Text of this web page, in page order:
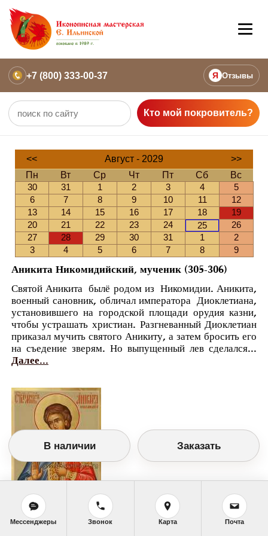
+7 (800) 333-00-37 Я Отзывы
Кто мой покровитель?
<< Август - 2029
>>
Пн
Вт Ср Чт Пт Сб
Вс
30
31 1 2 3 4
5
6
7 8 9 10 11
12
13
14 15 16 17 18
19
20
21 22 23 24 25
26
27
28 29 30 31 1
2
3
4 5 6 7 8 9
Аникита Никомидийский, мученик (305-306)
Святой Аникита былё родом из Никомидии. Аникита,
военный сановник, обличал императора Диоклетиана,
установившего на городской площади орудия казни,
чтобы устрашать христиан. Разгневанный Диоклетиан
приказал мучить святого Аникиту, а затем бросить его
на съедение зверям. Но выпущенный лев сделался...
Далее...
Православный календарь
<<Суббота, 25 Августа (12 Августа по
В наличии Заказать
Мессенджеры Звонок Карта Почта